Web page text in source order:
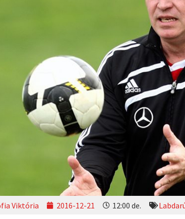
Viktória 2016-12-21 12:00 de.